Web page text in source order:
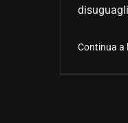
Continua a